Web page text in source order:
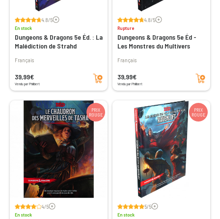
4.8/5Voir les avis
En stock
Dungeons & Dragons 5e Éd. : La
Malédiction de Strahd
Français
39,99€
Vendu par Philibert
Ajouter au panier
4.8/5Voir les avis
Rupture
Dungeons & Dragons 5e Éd -
Les Monstres du Multivers
Français
39,99€
Vendu par Philibert
Ajouter au panier
PRIX
ROUGE
4/5Voir les avis
En stock
PRIX
ROUGE
5/5Voir les avis
En stock